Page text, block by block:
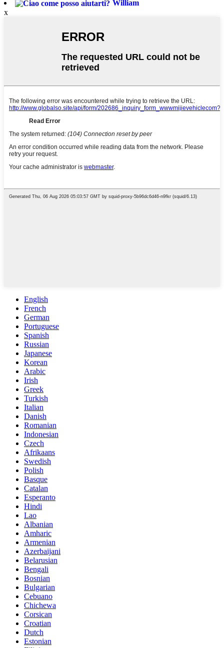
William
x
English
French
German
Portuguese
Spanish
Russian
Japanese
Korean
Arabic
Irish
Greek
Turkish
Italian
Danish
Romanian
Indonesian
Czech
Afrikaans
Swedish
Polish
Basque
Catalan
Esperanto
Hindi
Lao
Albanian
Amharic
Armenian
Azerbaijani
Belarusian
Bengali
Bosnian
Bulgarian
Cebuano
Chichewa
Corsican
Croatian
Dutch
Estonian